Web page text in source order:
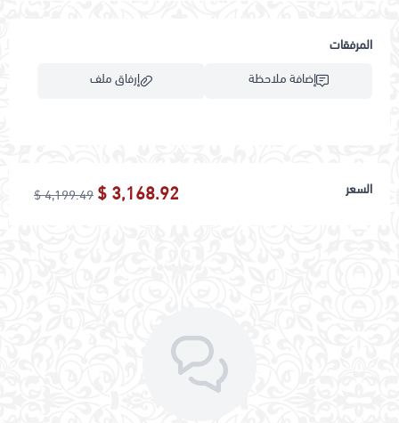
المرفقات
إضافة ملاحظة
إرفاق ملف
اسحب و افلت الملف هنا
استعراض
السعر 3,168.92 $
4,199.49 $